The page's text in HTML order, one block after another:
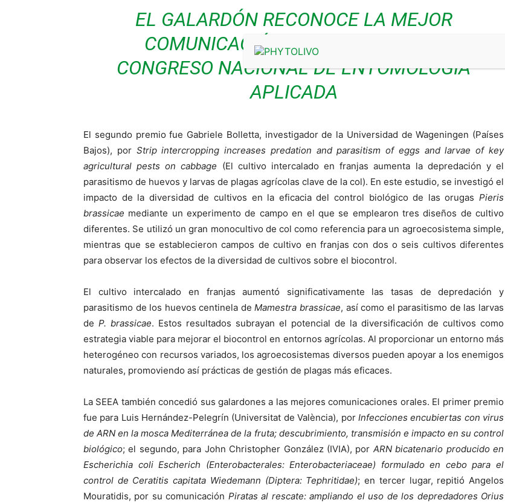
EL GALARDÓN RECONOCE LA MEJOR
COMUNICACIÓN EN PANEL DEL XIII
CONGRESO NACIONAL DE ENTOMOLOGÍA
APLICADA
El segundo premio fue Gabriele Bolletta, investigador de la Universidad de Wageningen (Países
Bajos), por Strip intercropping increases predation and parasitism of eggs and larvae of key
agricultural pests on cabbage (El cultivo intercalado en franjas aumenta la depredación y el
parasitismo de huevos y larvas de plagas agrícolas clave de la col). En este estudio, se investigó el
impacto de la diversidad de cultivos en la eficacia del control biológico de las orugas Pieris
brassicae mediante un experimento de campo en el que se emplearon tres diseños de cultivo
diferentes. Se utilizó un gran monocultivo de col como referencia para un agroecosistema simple,
mientras que se establecieron campos de cultivo en franjas con dos o seis cultivos diferentes
para observar los efectos de la diversidad de cultivos sobre el biocontrol.
El cultivo intercalado en franjas aumentó significativamente las tasas de depredación y
parasitismo de los huevos centinela deMamestra brassicae, así como el parasitismo de las larvas
de P. brassicae. Estos resultados subrayan el potencial de la diversificación de cultivos como
estrategia viable para mejorar el biocontrol en entornos agrícolas. Al proporcionar un entorno más
heterogéneo con recursos variados, los agroecosistemas diversos pueden apoyar a los enemigos
naturales, promoviendo así prácticas de gestión de plagas más eficaces.
La SEEA también concedió sus galardones a las mejores comunicaciones orales. El primer premio
fue para Luis Hernández-Pelegrín (Universitat de València), por Infecciones encubiertas con virus
de ARN en la mosca Mediterránea de la fruta; descubrimiento, transmisión e impacto en su control
biológico; el segundo, para John Christopher González (IVIA), por ARN bicatenario producido en
Escherichia coli Escherich (Enterobacterales: Enterobacteriaceae) formulado en cebo para el
control de Ceratitis capitata Wiedemann (Diptera: Tephritidae); en tercer lugar, repitió Angelos
Mouratidis, por su comunicación Piratas al rescate: ampliando el uso de los depredadores Orius